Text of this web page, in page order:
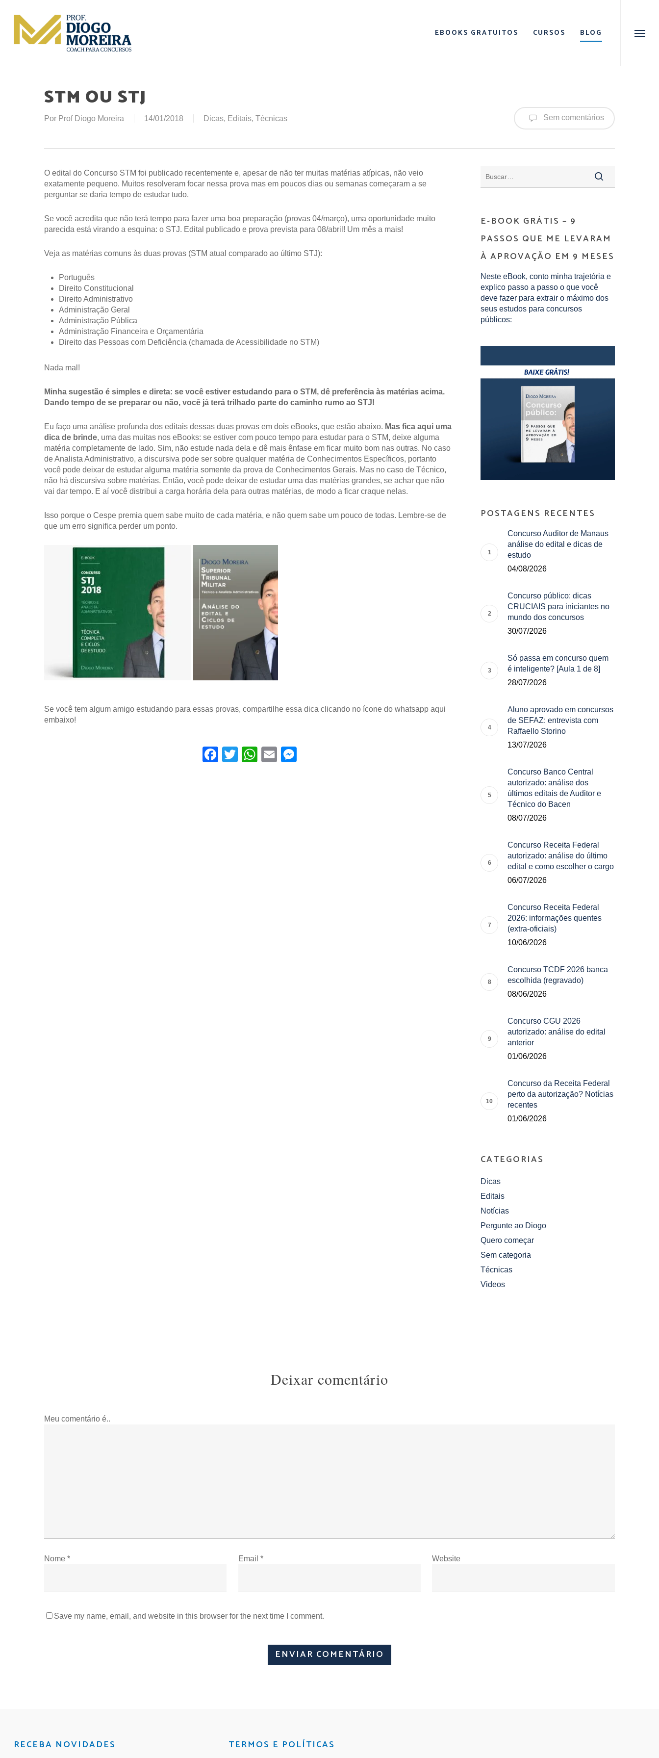
content
EBOOKS GRATUITOS CURSOS BLOG Menu
STM OU STJ
Por Prof Diogo Moreira 14/01/2018 Dicas, Editais, Técnicas Sem comentários
O edital do Concurso STM foi publicado recentemente e, apesar de não ter muitas matérias atípicas, não veio
exatamente pequeno. Muitos resolveram focar nessa prova mas em poucos dias ou semanas começaram a se
perguntar se daria tempo de estudar tudo.
Se você acredita que não terá tempo para fazer uma boa preparação (provas 04/março), uma oportunidade muito
parecida está virando a esquina: o STJ. Edital publicado e prova prevista para 08/abril! Um mês a mais!
Veja as matérias comuns às duas provas (STM atual comparado ao último STJ):
Português
Direito Constitucional
Direito Administrativo
Administração Geral
Administração Pública
Administração Financeira e Orçamentária
Direito das Pessoas com Deficiência (chamada de Acessibilidade no STM)
Nada mal!
Minha sugestão é simples e direta: se você estiver estudando para o STM, dê preferência às matérias acima.
Dando tempo de se preparar ou não, você já terá trilhado parte do caminho rumo ao STJ!
Eu faço uma análise profunda dos editais dessas duas provas em dois eBooks, que estão abaixo. Mas fica aqui uma
dica de brinde, uma das muitas nos eBooks: se estiver com pouco tempo para estudar para o STM, deixe alguma
matéria completamente de lado. Sim, não estude nada dela e dê mais ênfase em ficar muito bom nas outras. No caso
de Analista Administrativo, a discursiva pode ser sobre qualquer matéria de Conhecimentos Específicos, portanto
você pode deixar de estudar alguma matéria somente da prova de Conhecimentos Gerais. Mas no caso de Técnico,
não há discursiva sobre matérias. Então, você pode deixar de estudar uma das matérias grandes, se achar que não
vai dar tempo. E aí você distribui a carga horária dela para outras matérias, de modo a ficar craque nelas.
Isso porque o Cespe premia quem sabe muito de cada matéria, e não quem sabe um pouco de todas. Lembre-se de
que um erro significa perder um ponto.
Se você tem algum amigo estudando para essas provas, compartilhe essa dica clicando no ícone do whatsapp aqui
embaixo!
Facebook
TwitterWhatsApp
Email
E-BOOK GRÁTIS – 9
PASSOS QUE ME LEVARAM
À APROVAÇÃO EM 9 MESES
Neste eBook, conto minha trajetória e
explico passo a passo o que você
deve fazer para extrair o máximo dos
seus estudos para concursos
públicos:
POSTAGENS RECENTES
Concurso Auditor de Manaus
análise do edital e dicas de
estudo
04/08/2026
Concurso público: dicas
CRUCIAIS para iniciantes no
mundo dos concursos
30/07/2026
Só passa em concurso quem
é inteligente? [Aula 1 de 8]
28/07/2026
Aluno aprovado em concursos
de SEFAZ: entrevista com
Raffaello Storino
13/07/2026
Concurso Banco Central
autorizado: análise dos
últimos editais de Auditor e
Técnico do Bacen
08/07/2026
Concurso Receita Federal
autorizado: análise do último
edital e como escolher o cargo
06/07/2026
Concurso Receita Federal
2026: informações quentes
(extra-oficiais)
10/06/2026
Concurso TCDF 2026 banca
escolhida (regravado)
08/06/2026
Concurso CGU 2026
autorizado: análise do edital
anterior
01/06/2026
Concurso da Receita Federal
perto da autorização? Notícias
recentes
01/06/2026
CATEGORIAS
Dicas
Editais
Notícias
Pergunte ao Diogo
Quero começar
Sem categoria
Técnicas
Videos
Deixar comentário
Meu comentário é..
Nome * Email * Website
Save my name, email, and website in this browser for the next time I comment.
RECEBA NOVIDADES TERMOS E POLÍTICAS